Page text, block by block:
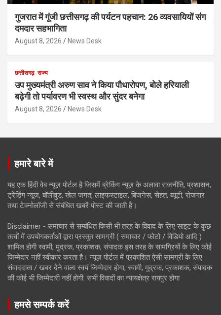
गुजरात में गूंजी छत्तीसगढ़ की पर्यटन पहचान: 26 व्यवसायियों संग
दमदार सहभागिता
August 8, 2026 News Desk
छत्तीसगढ़ राज्य
उप मुख्यमंत्री अरुण साव ने किया पौधारोपण, बोले हरियाली
बढ़ेगी तो पर्यावरण भी स्वस्थ और सुंदर बनेगा
August 8, 2026 News Desk
हमारे बारे में
यह एक हिंदी वेब न्यूज़ पोर्टल है जिसमें ब्रेकिंग न्यूज़ के अलावा राजनीति, प्रशासन,
ट्रेंडिंग न्यूज, बॉलीवुड, खेल जगत, लाइफस्टाइल, बिजनेस, सेहत, ब्यूटी, रोजगार
तथा टेक्नोलॉजी से संबंधित खबरें पोस्ट की जाती है।
Disclaimer - समाचार से सम्बंधित किसी भी तरह के विवाद के लिए साइट के कुछ
तत्वों में उपयोगकर्ताओं द्वारा प्रस्तुत सामग्री ( समाचार / फोटो / विडियो आदि )
शामिल होगी स्वामी, मुद्रक, प्रकाशक, संपादक इस तरह के सामग्रियों के लिए कोई
ज़िम्मेदार नहीं स्वीकार करता है। न्यूज़ पोर्टल में प्रकाशित ऐसी सामग्री के लिए
संवाददाता / खबर देने वाला स्वयं जिम्मेदार होगा, स्वामी, मुद्रक, प्रकाशक, संपादक
की कोई भी जिम्मेदारी नहीं होगी. सभी विवादों का न्यायक्षेत्र रायपुर होगा
हमसे सम्पर्क करें